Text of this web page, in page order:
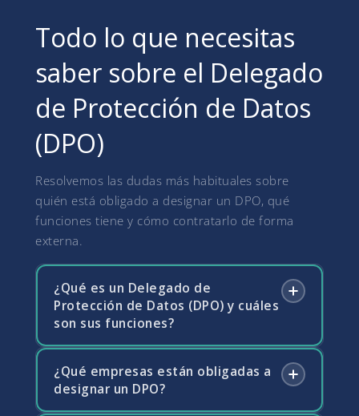
Todo lo que necesitas
saber sobre el Delegado
de Protección de Datos
(DPO)
Resolvemos las dudas más habituales sobre
quién está obligado a designar un DPO, qué
funciones tiene y cómo contratarlo de forma
externa.
¿Qué es un Delegado de
Protección de Datos (DPO) y cuáles
son sus funciones?
El DPO es la figura encargada de supervisar el
cumplimiento del RGPD dentro de una
organización. Sus funciones incluyen informar
¿Qué empresas están obligadas a
designar un DPO?